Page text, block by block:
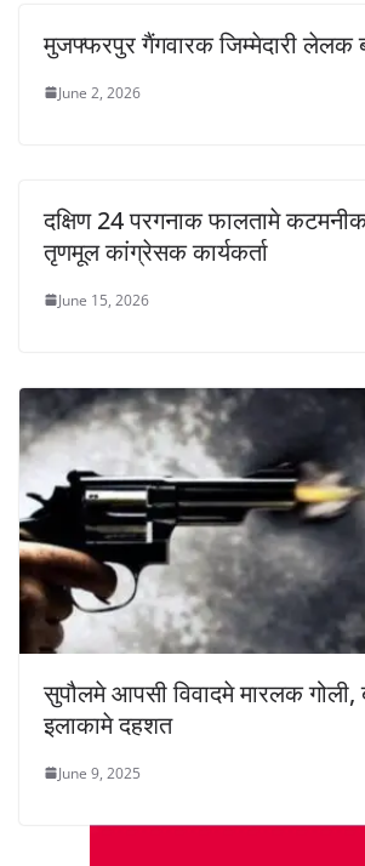
मुजफ्फरपुर गैंगवारक जिम्मेदारी लेलक
June 2, 2026
दक्षिण 24 परगनाक फालतामे
तृणमूल कांग्रेसक कार्यकर्ता
June 15, 2026
सुपौलमे आपसी विवादमे मारलक गोली,
इलाकामे दहशत
June 9, 2025